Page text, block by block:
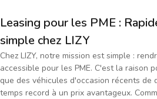
Leasing pour les PME :
simple chez LIZY
Chez LIZY, notre mission est simple :
accessible pour les PME. C'est la raison
que des véhicules d'occasion récents de
temps record à un prix avantageux.